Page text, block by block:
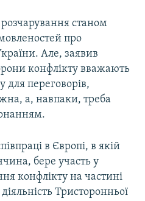
станом
про
Але, заявив
конфлікту вважають
для переговорів,
а, навпаки, треба
в Європі, в якій
бере участь у
конфлікту на частині
Тристоронньої